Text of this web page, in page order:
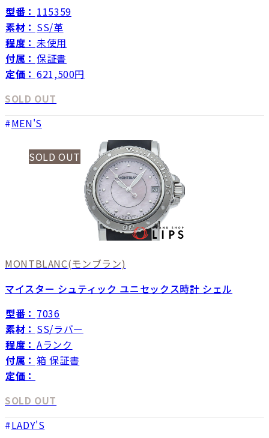
型番： 115359
素材： SS/革
程度： 未使用
付属： 保証書
定価： 621,500円
SOLD OUT
MEN'S
SOLD OUT
MONTBLANC(モンブラン)
マイスター シュティック ユニセックス時計 シェル
型番： 7036
素材： SS/ラバー
程度： Aランク
付属： 箱 保証書
定価：
SOLD OUT
LADY'S